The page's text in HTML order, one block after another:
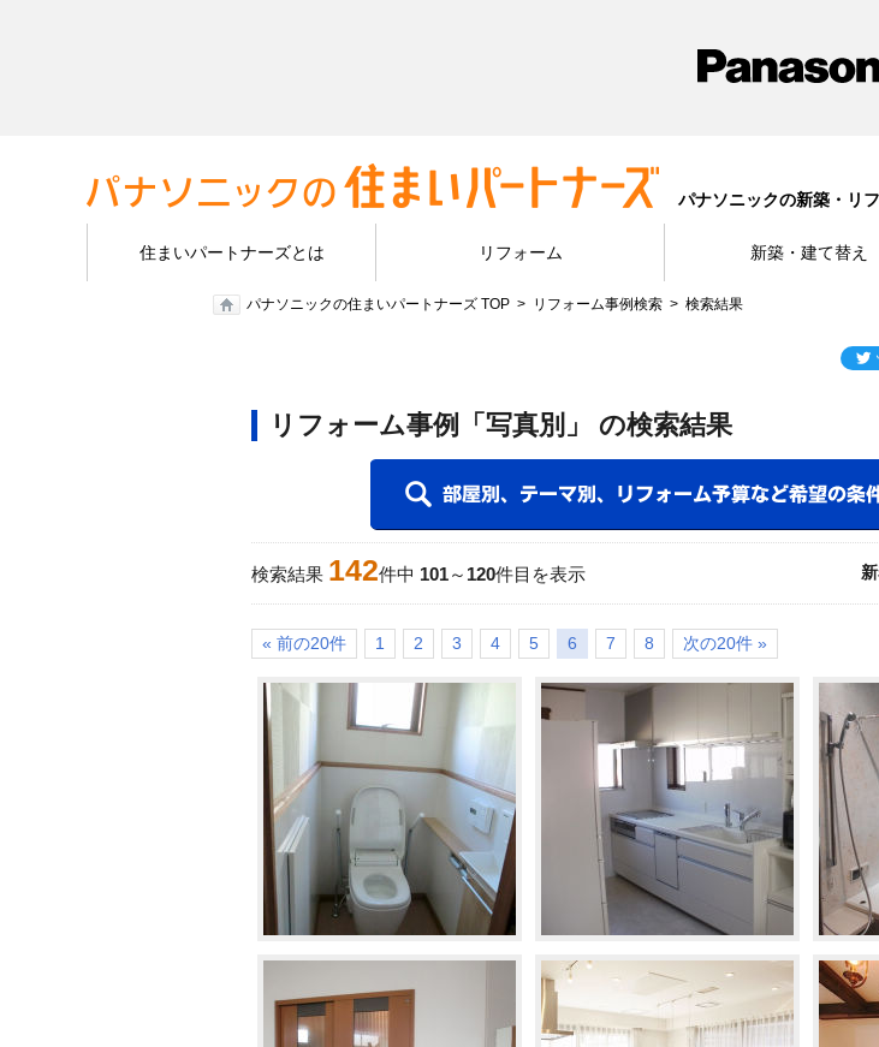
パナソニックの新築・リ
住まいパートナーズとは リフォーム 新築・建て替え
パナソニックの住まいパートナーズ TOP リフォーム事例検索 検索結果
リフォーム事例「写真別」 の検索結果
検索結果 142件中 101～ 120件目を表示
« 前の20件 1 2 3 4 5 6 7 8 次の20件 »